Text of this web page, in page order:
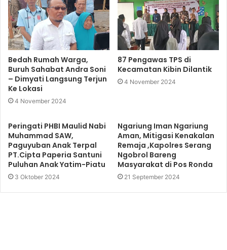
Bedah Rumah Warga,
Buruh Sahabat Andra Soni
– Dimyati Langsung Terjun
Ke Lokasi
4 November 2024
87 Pengawas TPS di
Kecamatan Kibin Dilantik
4 November 2024
Peringati PHBI Maulid Nabi
Muhammad SAW,
Paguyuban Anak Terpal
PT.Cipta Paperia Santuni
Puluhan Anak Yatim-Piatu
3 Oktober 2024
Ngariung Iman Ngariung
Aman, Mitigasi Kenakalan
Remaja ,Kapolres Serang
Ngobrol Bareng
Masyarakat di Pos Ronda
21 September 2024